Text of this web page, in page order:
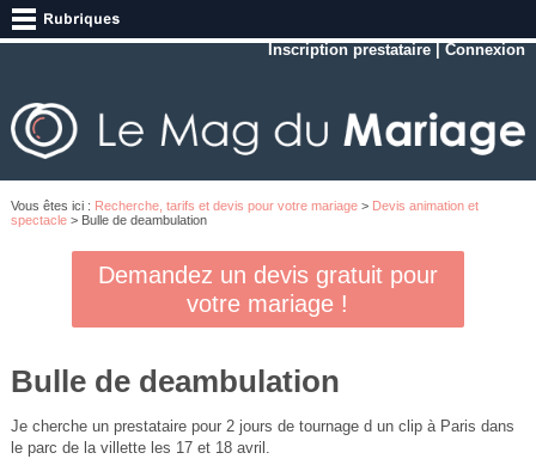
Inscription prestataire |Connexion
Vous êtes ici : Recherche, tarifs et devis pour votre mariage> Devis animation et
spectacle> Bulle de deambulation
Demandez un devis gratuit pour
votre mariage !
Bulle de deambulation
Je cherche un prestataire pour 2 jours de tournage d un clip à Paris dans
le parc de la villette les 17 et 18 avril.